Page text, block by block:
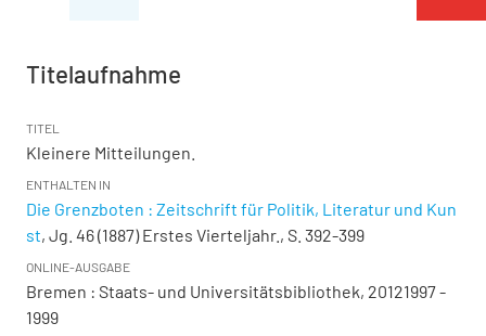
Titelaufnahme
TITEL
Kleinere Mitteilungen.
ENTHALTEN IN
Die Grenzboten : Zeitschrift für Politik, Literatur und Kun
st, Jg. 46 (1887) Erstes Vierteljahr., S. 392-399
ONLINE-AUSGABE
Bremen : Staats- und Universitätsbibliothek, 20121997 -
1999